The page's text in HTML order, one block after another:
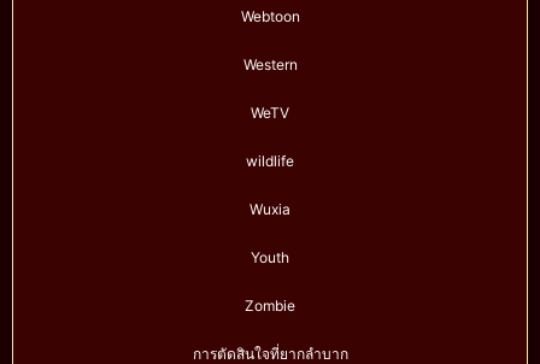
Webtoon
Western
WeTV
wildlife
Wuxia
Youth
Zombie
การตัดสินใจที่ยากลำบาก